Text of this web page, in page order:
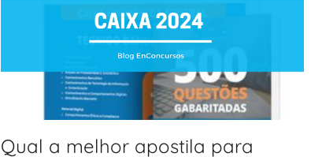
Qual a melhor apostila para